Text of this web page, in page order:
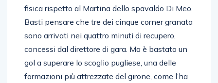
fisica rispetto al Martina dello spavaldo Di Meo.
Basti pensare che tre dei cinque corner granata
sono arrivati nei quattro minuti di recupero,
concessi dal direttore di gara. Ma è bastato un
gol a superare lo scoglio pugliese, una delle
formazioni più attrezzate del girone, come l’ha